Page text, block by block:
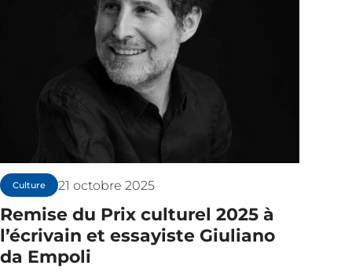
Culture 21 octobre 2025
Remise du Prix culturel 2025 à
l’écrivain et essayiste Giuliano
da Empoli